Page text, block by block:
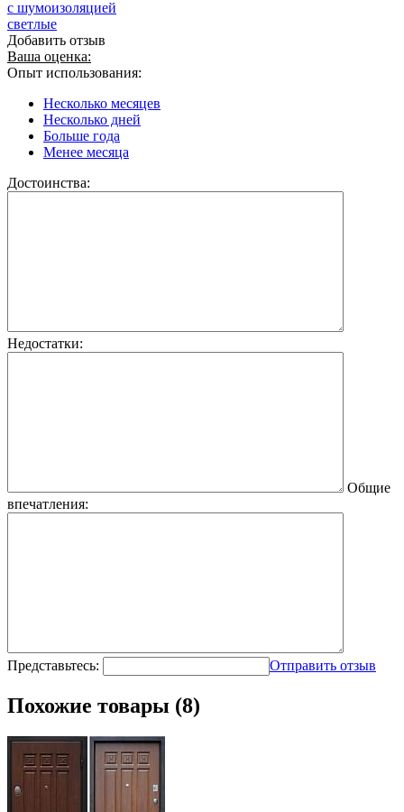
с шумоизоляцией
светлые
Добавить отзыв
Ваша оценка:
Опыт использования:
Несколько месяцев
Несколько дней
Больше года
Менее месяца
Достоинства:
Недостатки:
Общие
впечатления:
Представьтесь: Отправить отзыв
Похожие товары (8)